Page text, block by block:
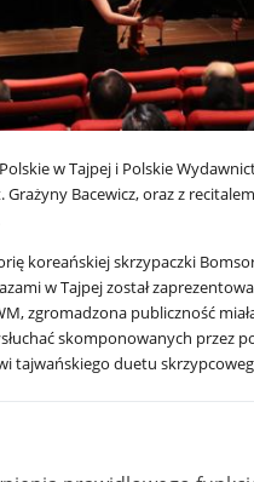
w Tajpej i Polskie
Grażyny Bacewicz, oraz z
koreańskiej skrzypaczki
w Tajpej został
zgromadzona publiczność
skomponowanych przez
tajwańskiego duetu
klasycznej i kinematografii,
wydziału kultury Miasta
osoby ze środowiska